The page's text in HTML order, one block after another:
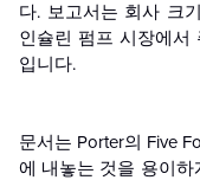
다. 보고서는 회사 크
인슐린 펌프 시장에서
입니다.
문서는 Porter의 Five
에 내놓는 것을 용이하